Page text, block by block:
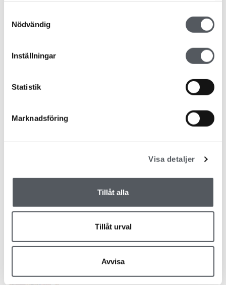
Nödvändig
Inställningar
Statistik
Marknadsföring
Visa detaljer
Tillåt alla
Tillåt urval
Avvisa
ÄGARE – LÄMNA LÄKTAREN
Lillemor Groth Inga kommentarer
ALLA JOBB ÄR VIKTIGA JOBB
Lillemor Groth Inga kommentarer